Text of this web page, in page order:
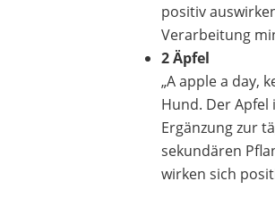
positiv
Verarbeitung
2 Äpfel
„A apple a day,
Hund. Der
Ergänzung zur
sekundären
wirken sich